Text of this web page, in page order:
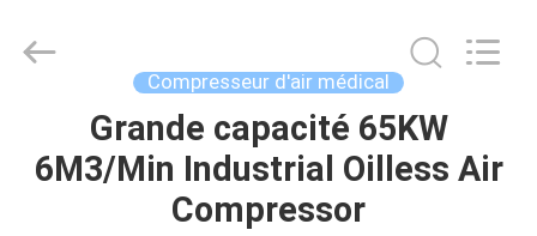
LA
Jiangxi
Kapa
Compresseur d'air médical
Grande capacité 65KW
6M3/Min Industrial Oilless Air
Compressor